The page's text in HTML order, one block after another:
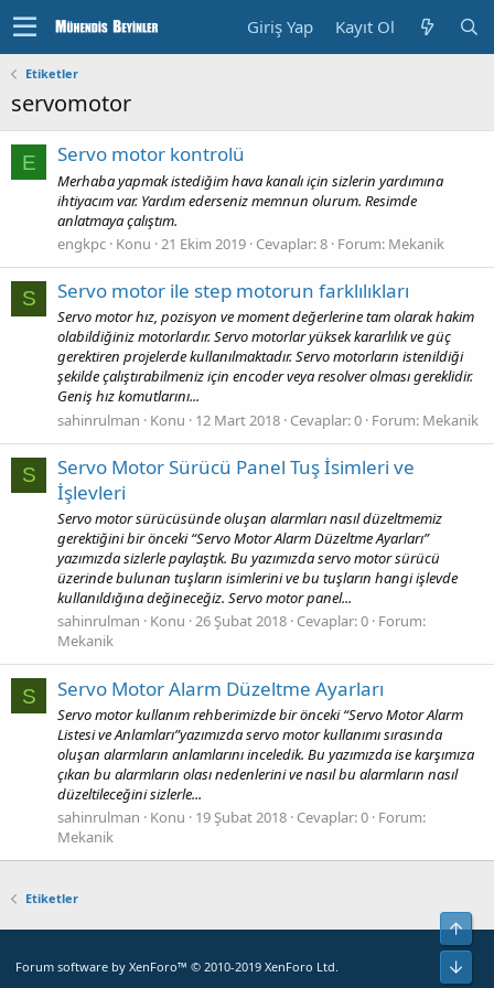
Giriş Yap Kayıt Ol
Etiketler
servomotor
E Servo motor kontrolü
Merhaba yapmak istediğim hava kanalı için sizlerin yardımına
ihtiyacım var. Yardım ederseniz memnun olurum. Resimde
anlatmaya çalıştım.
engkpc Konu 21 Ekim 2019 Cevaplar: 8 Forum: Mekanik
S Servo motor ile step motorun farklılıkları
Servo motor hız, pozisyon ve moment değerlerine tam olarak hakim
olabildiğiniz motorlardır. Servo motorlar yüksek kararlılık ve güç
gerektiren projelerde kullanılmaktadır. Servo motorların istenildiği
şekilde çalıştırabilmeniz için encoder veya resolver olması gereklidir.
Geniş hız komutlarını...
sahinrulman
Konu 12 Mart 2018 Cevaplar: 0 Forum: Mekanik
S
Servo Motor Sürücü Panel Tuş İsimleri ve
İşlevleri
Servo motor sürücüsünde oluşan alarmları nasıl düzeltmemiz
gerektiğini bir önceki “Servo Motor Alarm Düzeltme Ayarları”
yazımızda sizlerle paylaştık. Bu yazımızda servo motor sürücü
üzerinde bulunan tuşların isimlerini ve bu tuşların hangi işlevde
kullanıldığına değineceğiz. Servo motor panel...
sahinrulman
Konu 26 Şubat 2018 Cevaplar: 0 Forum:
Mekanik
S Servo Motor Alarm Düzeltme Ayarları
Servo motor kullanım rehberimizde bir önceki “Servo Motor Alarm
Listesi ve Anlamları”yazımızda servo motor kullanımı sırasında
oluşan alarmların anlamlarını inceledik. Bu yazımızda ise karşımıza
çıkan bu alarmların olası nedenlerini ve nasıl bu alarmların nasıl
düzeltileceğini sizlerle...
sahinrulman
Konu 19 Şubat 2018 Cevaplar: 0 Forum:
Mekanik
Etiketler
Forum software by XenForo™ © 2010-2019 XenForo Ltd.
Alt